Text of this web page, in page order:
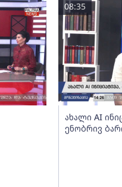
ახალი AI
ენობრივ
08:35